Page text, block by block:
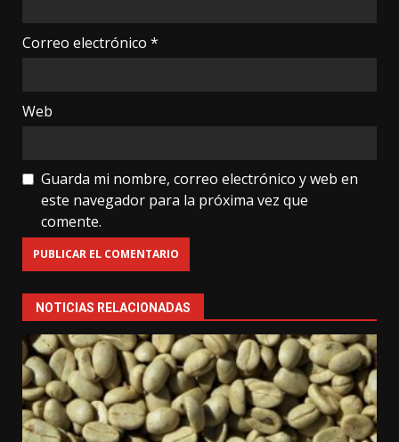
Correo electrónico *
Web
Guarda mi nombre, correo electrónico y web en
este navegador para la próxima vez que
comente.
NOTICIAS RELACIONADAS